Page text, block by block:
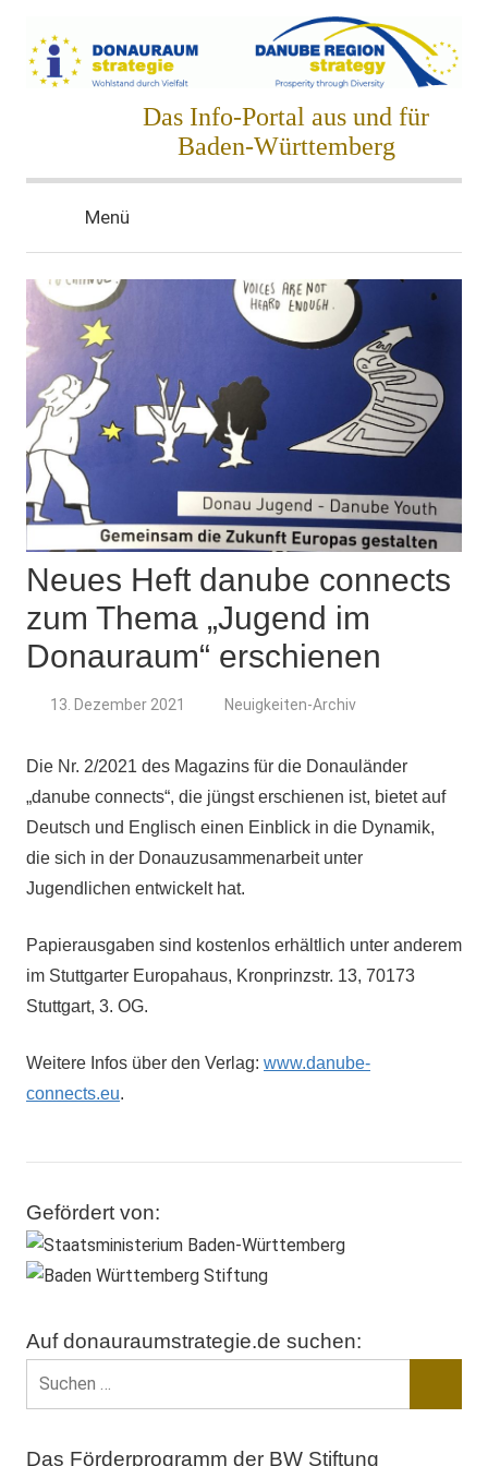
Inhalt
springen
Donauraumstrategie
Das Info-Portal aus und für
Baden-Württemberg
Menü
Neues Heft danube connects
zum Thema „Jugend im
Donauraum“ erschienen
13. Dezember 2021 Neuigkeiten-Archiv
Die Nr. 2/2021 des Magazins für die Donauländer
„danube connects“, die jüngst erschienen ist, bietet auf
Deutsch und Englisch einen Einblick in die Dynamik,
die sich in der Donauzusammenarbeit unter
Jugendlichen entwickelt hat.
Papierausgaben sind kostenlos erhältlich unter anderem
im Stuttgarter Europahaus, Kronprinzstr. 13, 70173
Stuttgart, 3. OG.
Weitere Infos über den Verlag: www.danube-
connects.eu.
Jugend
Jugend
Zusammenarbeit
Gefördert von:
Auf donauraumstrategie.de suchen:
Suchen
nach:
Das Förderprogramm der BW Stiftung